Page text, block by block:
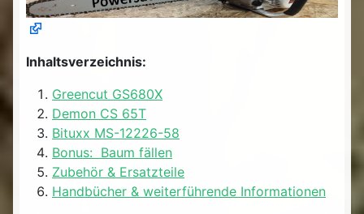
Inhaltsverzeichnis:
Greencut GS680X
Demon CS 65T
Bituxx MS-12226-58
Bonus: Baum fällen
Zubehör & Ersatzteile
Handbücher & weiterführende Informationen